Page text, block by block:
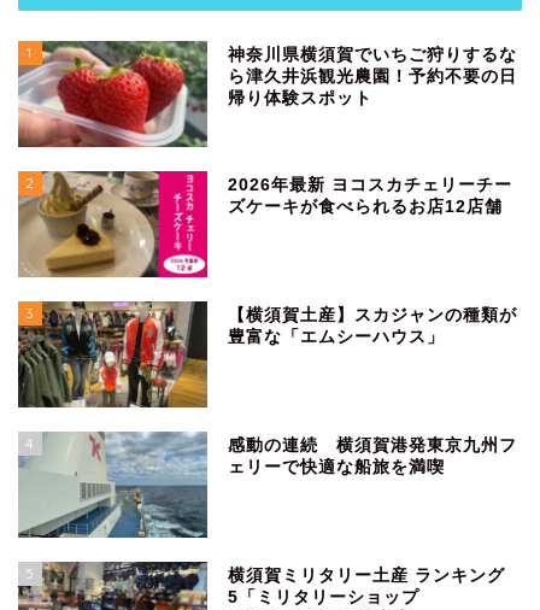
1
神奈川県横須賀でいちご狩りするな
ら津久井浜観光農園！予約不要の日
帰り体験スポット
2
2026年最新 ヨコスカチェリーチー
ズケーキが食べられるお店12店舗
3
【横須賀土産】スカジャンの種類が
豊富な「エムシーハウス」
4
感動の連続 横須賀港発東京九州フ
ェリーで快適な船旅を満喫
5
横須賀ミリタリー土産 ランキング
5「ミリタリーショップ